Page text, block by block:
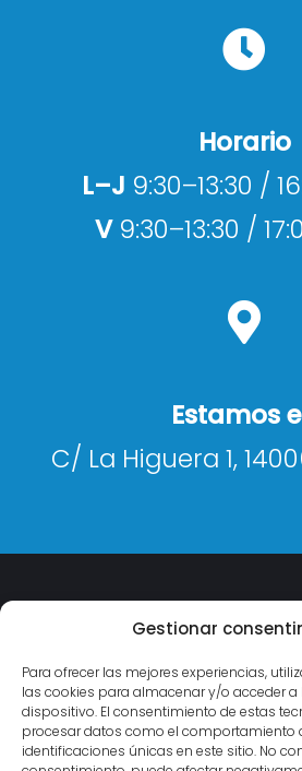
Gestionar
Para ofrecer las mejores experiencias,
las cookies para almacenar y/o acceder
dispositivo. El consentimiento de estas
procesar datos como el comportamiento
identificaciones únicas en este sitio. No
Horario
L–J 9:30–13:30 /
V9:30–13:30 /
Estamos
C/ La Higuera 1,
Facebook Instagram
C/ La Higuera 1, 14006, Córdoba